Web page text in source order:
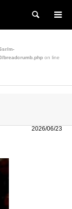
検索
m-
breadcrumb.php on line
2026/06/23